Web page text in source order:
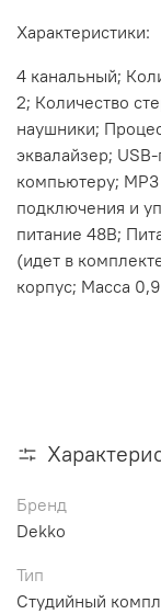
Характеристики:
4 канальный;
2; Количество
наушники;
эквалайзер;
компьютеру;
подключения и
питание 48В;
(идет в
корпус; Масса
Бренд
Dekko
Тип
Студийный